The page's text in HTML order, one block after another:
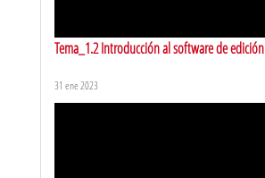
Tema_1.2 Introducción al software de edición
31 ene 2023